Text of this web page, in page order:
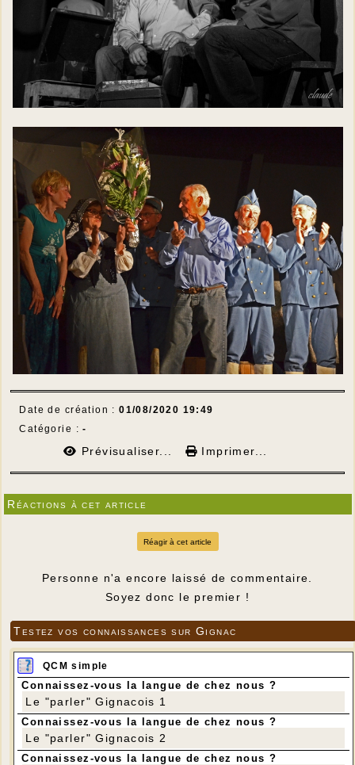
Date de création :01/08/2020 19:49
Catégorie :-
Prévisualiser... Imprimer...
Réactions à cet article
Réagir à cet article
Personne n'a encore laissé de commentaire.
Soyez donc le premier !
Testez vos connaissances sur Gignac
QCM simple
Connaissez-vous la langue de chez nous ?
Le "parler" Gignacois 1
Connaissez-vous la langue de chez nous ?
Le "parler" Gignacois 2
Connaissez-vous la langue de chez nous ?